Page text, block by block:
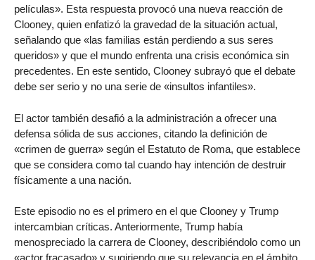
películas». Esta respuesta provocó una nueva reacción de
Clooney, quien enfatizó la gravedad de la situación actual,
señalando que «las familias están perdiendo a sus seres
queridos» y que el mundo enfrenta una crisis económica sin
precedentes. En este sentido, Clooney subrayó que el debate
debe ser serio y no una serie de «insultos infantiles».
El actor también desafió a la administración a ofrecer una
defensa sólida de sus acciones, citando la definición de
«crimen de guerra» según el Estatuto de Roma, que establece
que se considera como tal cuando hay intención de destruir
físicamente a una nación.
Este episodio no es el primero en el que Clooney y Trump
intercambian críticas. Anteriormente, Trump había
menospreciado la carrera de Clooney, describiéndolo como un